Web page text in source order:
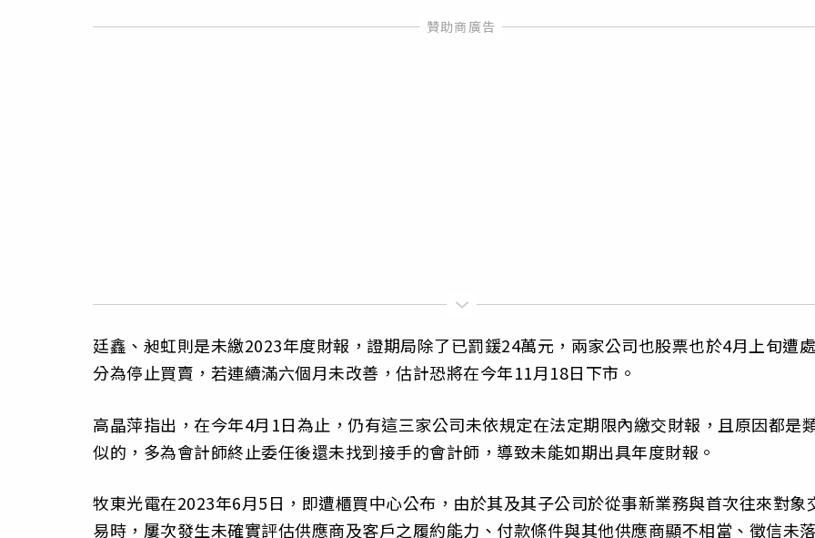
廷鑫、昶虹則是未繳2023年度財報，證期局除了已罰鍰24萬元，兩家公司也股票也於4月上旬遭處
分為停止買賣，若連續滿六個月未改善，估計恐將在今年11月18日下市。
高晶萍指出，在今年4月1日為止，仍有這三家公司未依規定在法定期限內繳交財報，且原因都是
似的，多為會計師終止委任後還未找到接手的會計師，導致未能如期出具年度財報。
牧東光電在2023年6月5日，即遭櫃買中心公布，由於其及其子公司於從事新業務與首次往來對象
易時，屢次發生未確實評估供應商及客戶之履約能力、付款條件與其他供應商顯不相當、徵信未